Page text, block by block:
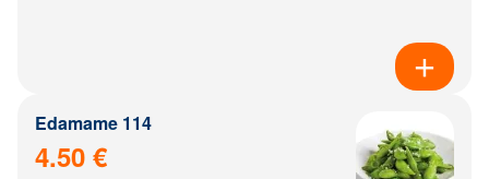
Edamame 114
4.50 €